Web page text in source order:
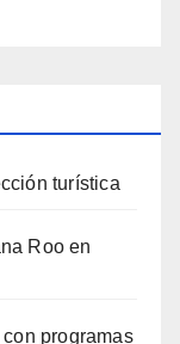
turística
Roo en
programas